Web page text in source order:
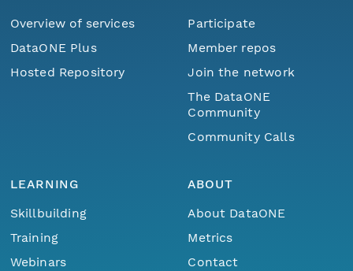
Overview of services
DataONE Plus
Hosted Repository
Participate
Member repos
Join the network
The DataONE
Community
Community Calls
LEARNING
Skillbuilding
Training
Webinars
ABOUT
About DataONE
Metrics
Contact